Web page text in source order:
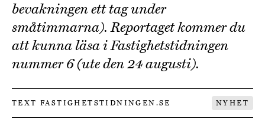
bevakningen ett tag under
småtimmarna). Reportaget kommer du
att kunna läsa i Fastighetstidningen
nummer 6 (ute den 24 augusti).
TEXT FASTIGHETSTIDNINGEN.SE NYHET